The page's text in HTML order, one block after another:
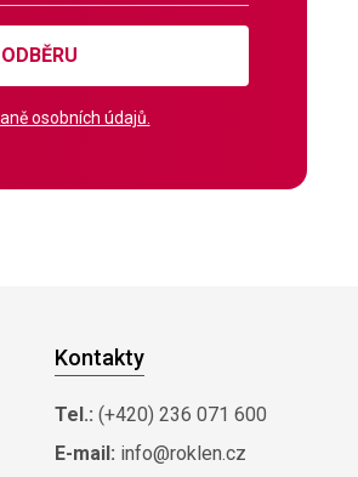
osobních údajů.
Kontakty
Tel.: (+420) 236 071 600
E-mail: info@roklen.cz